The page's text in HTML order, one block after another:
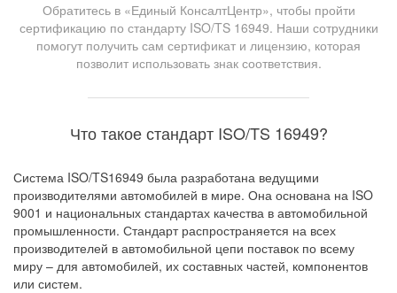
Обратитесь в «Единый КонсалтЦентр», чтобы пройти
сертификацию по стандарту ISO/TS 16949. Наши сотрудники
помогут получить сам сертификат и лицензию, которая
позволит использовать знак соответствия.
Что такое стандарт ISO/TS 16949?
Система ISO/TS16949 была разработана ведущими
производителями автомобилей в мире. Она основана на ISO
9001 и национальных стандартах качества в автомобильной
промышленности. Стандарт распространяется на всех
производителей в автомобильной цепи поставок по всему
миру – для автомобилей, их составных частей, компонентов
или систем.